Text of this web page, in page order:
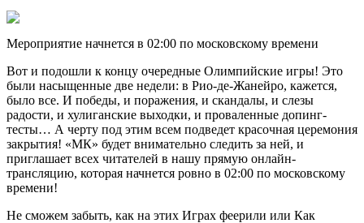
Мероприятие начнется в 02:00 по московскому времени
Вот и подошли к концу очередные Олимпийские игры! Это
были насыщенные две недели: в Рио-де-Жанейро, кажется,
было все. И победы, и поражения, и скандалы, и слезы
радости, и хулиганские выходки, и проваленные допинг-
тесты… А черту под этим всем подведет красочная церемония
закрытия! «МК» будет внимательно следить за ней, и
приглашает всех читателей в нашу прямую онлайн-
трансляцию, которая начнется ровно в 02:00 по московскому
времени!
Не сможем забыть, как на этих Играх феерили или Как